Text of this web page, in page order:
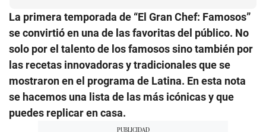
La primera temporada de “El Gran Chef: Famosos”
se convirtió en una de las favoritas del público. No
solo por el talento de los famosos sino también por
las recetas innovadoras y tradicionales que se
mostraron en el programa de Latina. En esta nota
se hacemos una lista de las más icónicas y que
puedes replicar en casa.